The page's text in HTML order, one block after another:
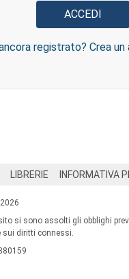
registrato? Crea
LIBRERIE INFORMATIVA
si sono assolti gli obblighi
sui diritti connessi.